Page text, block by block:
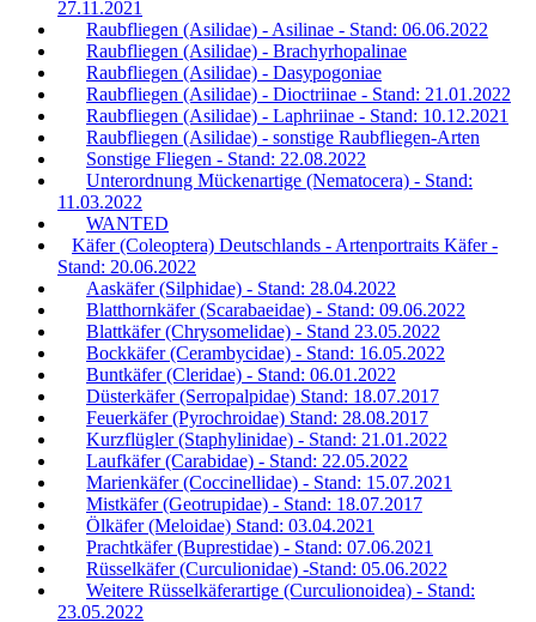
27.11.2021
Raubfliegen (Asilidae) - Asilinae - Stand: 06.06.2022
Raubfliegen (Asilidae) - Brachyrhopalinae
Raubfliegen (Asilidae) - Dasypogoniae
Raubfliegen (Asilidae) - Dioctriinae - Stand: 21.01.2022
Raubfliegen (Asilidae) - Laphriinae - Stand: 10.12.2021
Raubfliegen (Asilidae) - sonstige Raubfliegen-Arten
Sonstige Fliegen - Stand: 22.08.2022
Unterordnung Mückenartige (Nematocera) - Stand:
11.03.2022
WANTED
Käfer (Coleoptera) Deutschlands - Artenportraits Käfer -
Stand: 20.06.2022
Aaskäfer (Silphidae) - Stand: 28.04.2022
Blatthornkäfer (Scarabaeidae) - Stand: 09.06.2022
Blattkäfer (Chrysomelidae) - Stand 23.05.2022
Bockkäfer (Cerambycidae) - Stand: 16.05.2022
Buntkäfer (Cleridae) - Stand: 06.01.2022
Düsterkäfer (Serropalpidae) Stand: 18.07.2017
Feuerkäfer (Pyrochroidae) Stand: 28.08.2017
Kurzflügler (Staphylinidae) - Stand: 21.01.2022
Laufkäfer (Carabidae) - Stand: 22.05.2022
Marienkäfer (Coccinellidae) - Stand: 15.07.2021
Mistkäfer (Geotrupidae) - Stand: 18.07.2017
Ölkäfer (Meloidae) Stand: 03.04.2021
Prachtkäfer (Buprestidae) - Stand: 07.06.2021
Rüsselkäfer (Curculionidae) -Stand: 05.06.2022
Weitere Rüsselkäferartige (Curculionoidea) - Stand:
23.05.2022